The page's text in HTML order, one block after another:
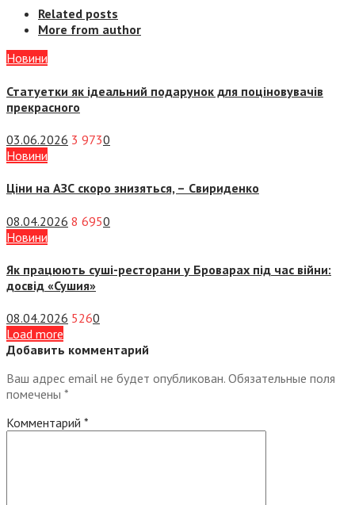
Related posts
More from author
Новини
Статуетки як ідеальний подарунок для поціновувачів
прекрасного
03.06.2026 3 9730
Новини
Ціни на АЗС скоро знизяться, – Свириденко
08.04.2026 8 6950
Новини
Як працюють суші-ресторани у Броварах під час війни:
досвід «Сушия»
08.04.2026 5260
Load more
Добавить комментарий
Ваш адрес email не будет опубликован. Обязательные поля
помечены *
Комментарий *